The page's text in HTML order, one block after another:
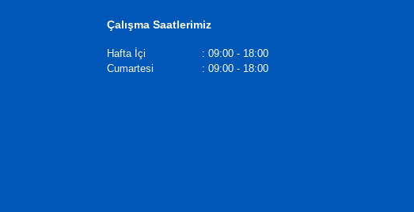
Çalışma Saatlerimiz
Hafta İçi : 09:00 - 18:00
Cumartesi
: 09:00 - 18:00